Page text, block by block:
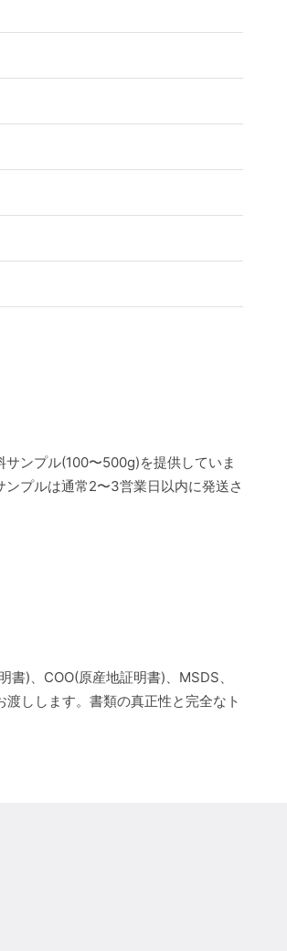
ンプル(100〜500g)を提供していま
プルは通常2〜3営業日以内に発送さ
書)、COO(原産地証明書)、MSDS、
しします。書類の真正性と完全なト